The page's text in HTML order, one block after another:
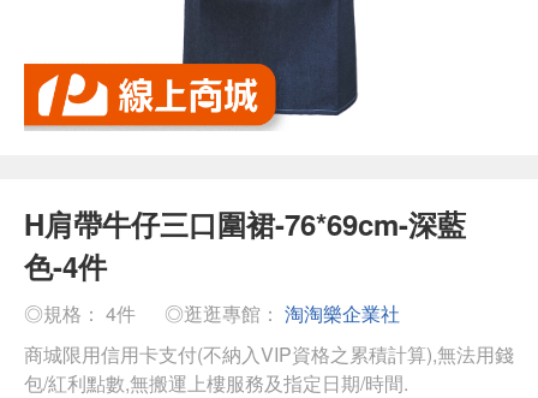
H肩帶牛仔三口圍裙-76*69cm-深藍
色-4件
◎規格： 4件 ◎逛逛專館： 淘淘樂企業社
商城限用信用卡支付(不納入VIP資格之累積計算),無法用錢
包/紅利點數,無搬運上樓服務及指定日期/時間.